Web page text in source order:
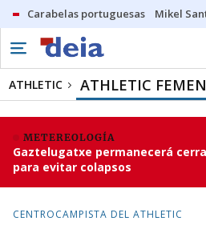
Carabelas portuguesas Mikel
ATHLETIC ATHLETIC
METEREOLOGÍA
Gaztelugatxe permanecerá
para evitar colapsos
CENTROCAMPISTA DEL ATHLETIC